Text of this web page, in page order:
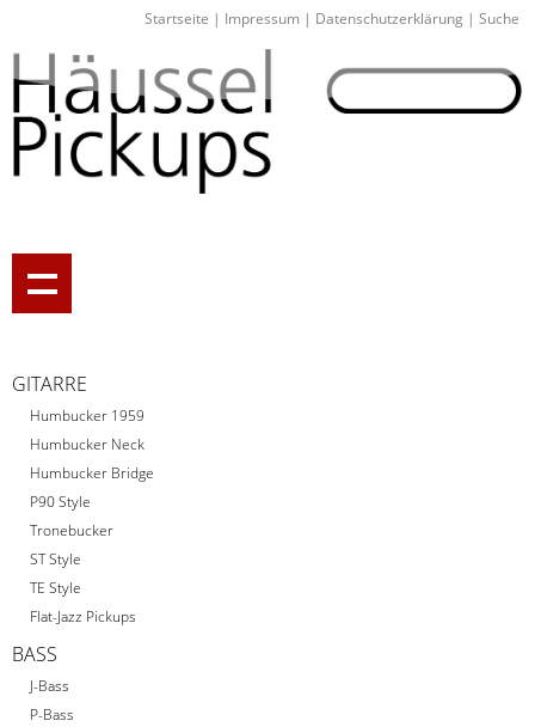
Startseite | Impressum | Datenschutzerklärung | Suche
GITARRE
Humbucker 1959
Humbucker Neck
Humbucker Bridge
P90 Style
Tronebucker
ST Style
TE Style
Flat-Jazz Pickups
BASS
J-Bass
P-Bass